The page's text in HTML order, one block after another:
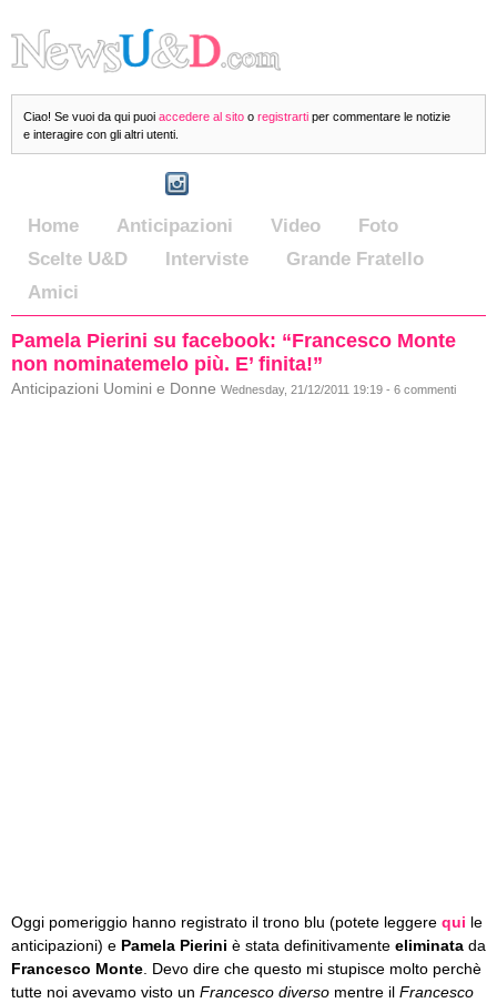
Ciao! Se vuoi da qui puoi accedere al sito o registrarti per commentare le notizie
e interagire con gli altri utenti.
Home Anticipazioni Video
Foto
Scelte U&D
Interviste
Grande Fratello
Amici
Pamela Pierini su facebook: “Francesco Monte
non nominatemelo più. E’ finita!”
Anticipazioni Uomini e Donne Wednesday, 21/12/2011 19:19 - 6 commenti
Oggi pomeriggio hanno registrato il trono blu (potete leggere qui le
anticipazioni) e Pamela Pierini è stata definitivamente eliminata da
Francesco Monte . Devo dire che questo mi stupisce molto perchè
tutte noi avevamo visto un Francesco diverso mentre il Francesco